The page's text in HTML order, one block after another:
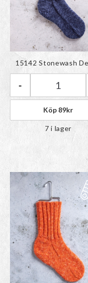
Färgen har lagts till i
paletten
Järbo
-
15142 Stonewash
Köp 89kr
7 i lager